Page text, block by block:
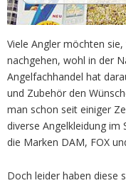
Viele Angler möchten
nachgehen, wohl in der
Angelfachhandel hat
und Zubehör den
man schon seit einiger
diverse Angelkleidung im
die Marken DAM, FOX
Doch leider haben diese